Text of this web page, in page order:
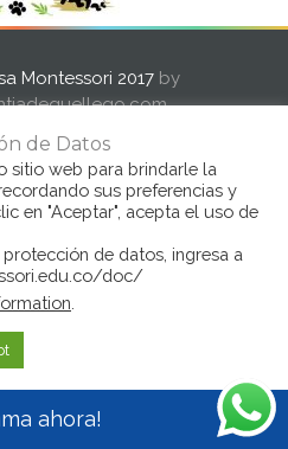
Montessori 2017 by
de Datos
sitio web para brindarle la
sus preferencias y
en "Aceptar", acepta el uso de
de datos, ingresa a
doc/
ahora!